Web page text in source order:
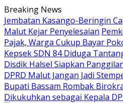
Langsung
ke
konten
Breaking News
Jembatan Kasango-Beringin
Malut Kejar Penyelesaian
Pajak, Warga Cukup Bayar
Kepsek SDN 84 Diduga
Disdik Halsel Siapkan
DPRD Malut Jangan Jadi
Bupati Bassam Rombak
Dikukuhkan sebagai Kepala